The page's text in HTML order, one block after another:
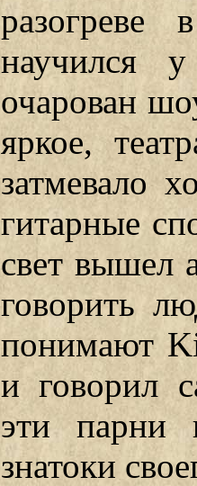
научился
очарован
яркое,
затмевало
гитарные
свет вышел
говорить
понимают
и говорил
эти парни
знатоки